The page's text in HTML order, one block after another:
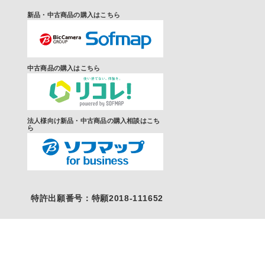
新品・中古商品の購入はこちら
中古商品の購入はこちら
法人様向け新品・中古商品の購入相談はこち
ら
特許出願番号：特願2018-111652